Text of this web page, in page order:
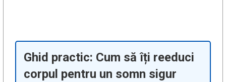
Ghid practic: Cum să îți reeduci
corpul pentru un somn sigur